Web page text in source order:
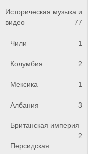
Историческая музыка и
видео
77
Чили 1
Колумбия 2
Мексика 1
Албания 3
Британская империя
2
Персидская